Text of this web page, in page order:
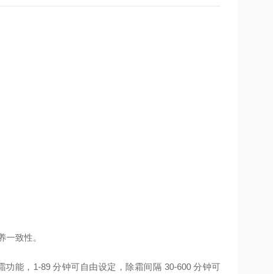
致性。
功能， 1-89 分钟可自由设定，除霜间隔 30-600 分钟可